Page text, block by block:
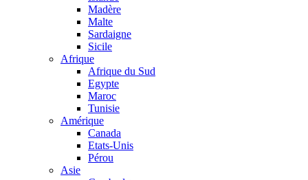
Madère
Malte
Sardaigne
Sicile
Afrique
Afrique du Sud
Egypte
Maroc
Tunisie
Amérique
Canada
Etats-Unis
Pérou
Asie